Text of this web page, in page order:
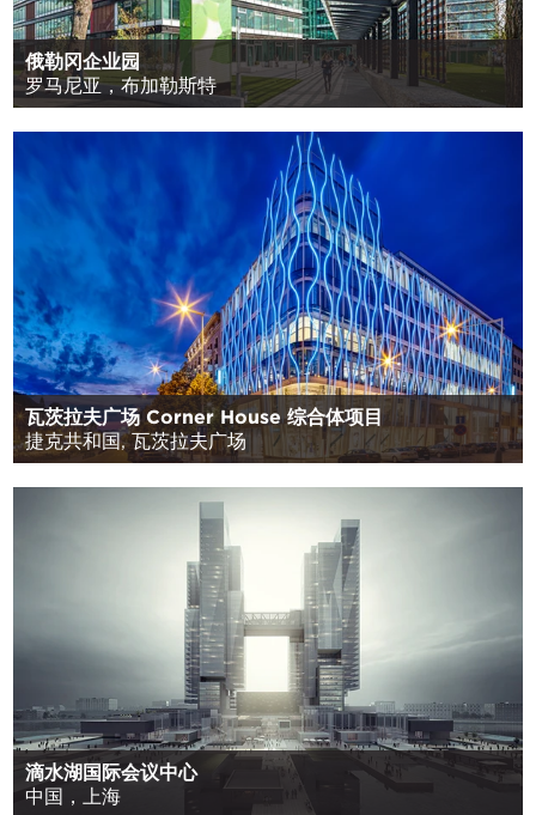
俄勒冈企业园
罗马尼亚，布加勒斯特
瓦茨拉夫广场 Corner House 综合体项目
捷克共和国, 瓦茨拉夫广场
滴水湖国际会议中心
中国，上海